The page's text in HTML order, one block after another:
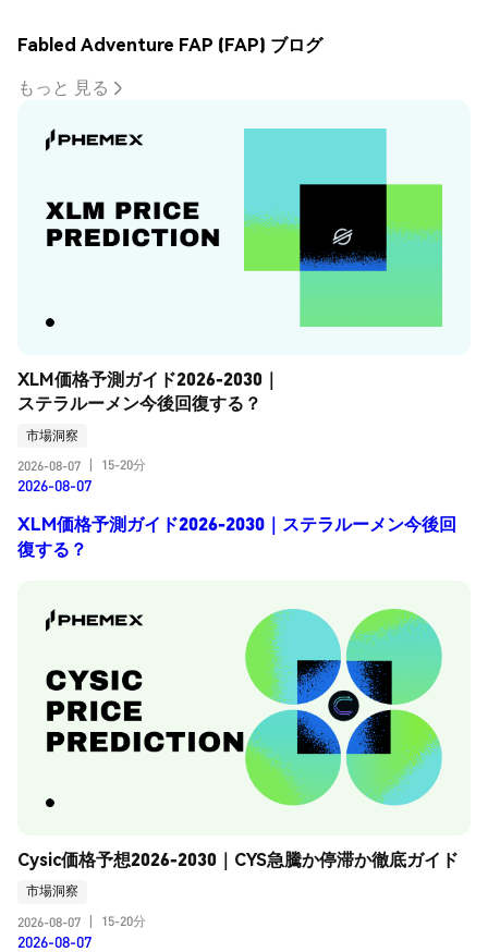
Fabled Adventure FAP (FAP) ブログ
もっと 見る
XLM価格予測ガイド2026-2030｜
ステラルーメン今後回復する？
市場洞察
2026-08-07
15-20分
2026-08-07
XLM価格予測ガイド2026-2030｜ステラルーメン今後回
復する？
Cysic価格予想2026-2030｜CYS急騰か停滞か徹底ガイド
市場洞察
2026-08-07
15-20分
2026-08-07